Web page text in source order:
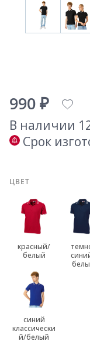
990 ₽
В наличии
Срок
ЦВЕТ
красный/
белый
синий
классически
й/белый